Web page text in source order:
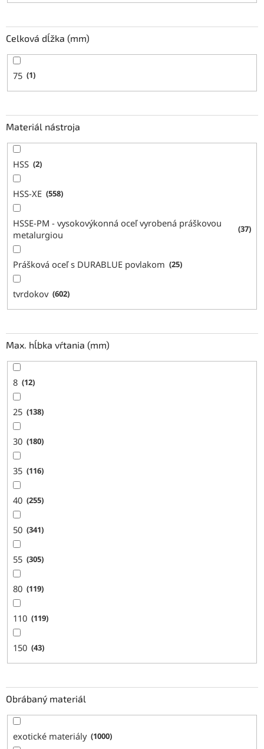
Celková dĺžka (mm)
75 1
Materiál nástroja
HSS 2
HSS-XE 558
HSSE-PM - vysokovýkonná oceľ vyrobená práškovou
metalurgiou
37
Prášková oceľ s DURABLUE povlakom 25
tvrdokov 602
Max. hĺbka vŕtania (mm)
8 12
25 138
30 180
35 116
40 255
50 341
55 305
80 119
110 119
150 43
Obrábaný materiál
exotické materiály 1000